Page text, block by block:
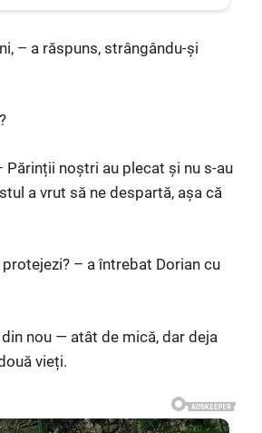
– a răspuns, strângându-și
Părinții noștri au plecat și nu s-au
a vrut să ne despartă, așa că
– a întrebat Dorian cu
nou — atât de mică, dar deja
vieți.